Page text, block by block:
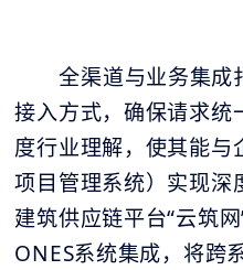
全渠道与业务集成
接入方式，确保请求统
度行业理解，使其能与
项目管理系统）实现深
建筑供应链平台“云筑
ONES系统集成，将跨